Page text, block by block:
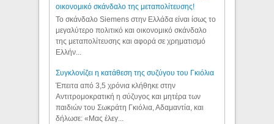
οικονομικό σκάνδαλο της μεταπολίτευσης!
Το σκάνδαλο Siemens στην Ελλάδα είναι ίσως το
μεγαλύτερο πολιτικό και οικονομικό σκάνδαλο
της μεταπολίτευσης και αφορά σε χρηματισμό
Ελλήν...
Συγκλονίζει η κατάθεση της συζύγου του Γκιόλια
Έπειτα από 3,5 χρόνια κλήθηκε στην
Αντιτρομοκρατική η σύζυγος και μητέρα των
παιδιών του Σωκράτη Γκιόλια, Αδαμαντία, και
δήλωσε: «Μας έλεγ...